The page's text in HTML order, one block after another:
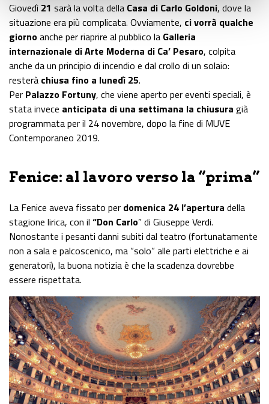
Giovedì 21 sarà la volta della Casa di Carlo Goldoni, dove la
situazione era più complicata. Ovviamente, ci vorrà qualche
giornoanche per riaprire al pubblico la Galleria
internazionale di Arte Moderna di Ca’ Pesaro, colpita
anche da un principio di incendio e dal crollo di un solaio:
resterà chiusa fino a lunedì 25.
Per Palazzo Fortuny, che viene aperto per eventi speciali, è
stata invece anticipata di una settimana la chiusura già
programmata per il 24 novembre, dopo la fine di MUVE
Contemporaneo 2019.
Fenice: al lavoro verso la “prima”
La Fenice aveva fissato per domenica 24 l’apertura della
stagione lirica, con il “Don Carlo” di Giuseppe Verdi.
Nonostante i pesanti danni subiti dal teatro (fortunatamente
non a sala e palcoscenico, ma “solo” alle parti elettriche e ai
generatori), la buona notizia è che la scadenza dovrebbe
essere rispettata.